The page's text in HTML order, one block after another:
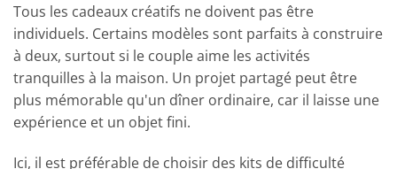
Tous les cadeaux créatifs ne doivent pas être
individuels. Certains modèles sont parfaits à construire
à deux, surtout si le couple aime les activités
tranquilles à la maison. Un projet partagé peut être
plus mémorable qu'un dîner ordinaire, car il laisse une
expérience et un objet fini.
Ici, il est préférable de choisir des kits de difficulté